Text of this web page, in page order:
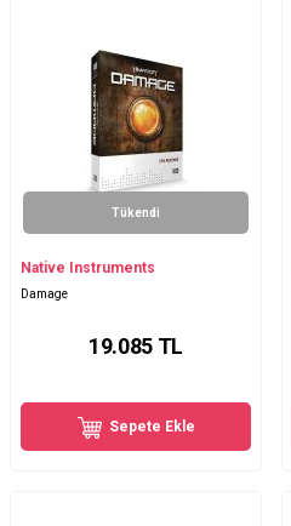
Tükendi
Native Instruments
Damage
19.085TL
Sepete Ekle